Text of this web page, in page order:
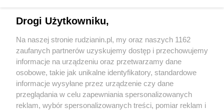
5 / 0
Wydawca mediów
Drogi Użytkowniku,
Na naszej stronie rudzianin.pl, my oraz naszych 1162
zaufanych partnerów uzyskujemy dostęp i przechowujemy
informacje na urządzeniu oraz przetwarzamy dane
osobowe, takie jak unikalne identyfikatory, standardowe
informacje wysyłane przez urządzenie czy dane
przeglądania w celu zapewniania spersonalizowanych
reklam, wybór spersonalizowanych treści, pomiar reklam i